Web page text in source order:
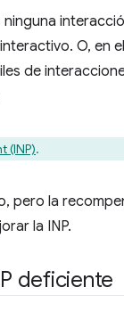
O, en
de
(INP).
pero la
la INP.
deficiente